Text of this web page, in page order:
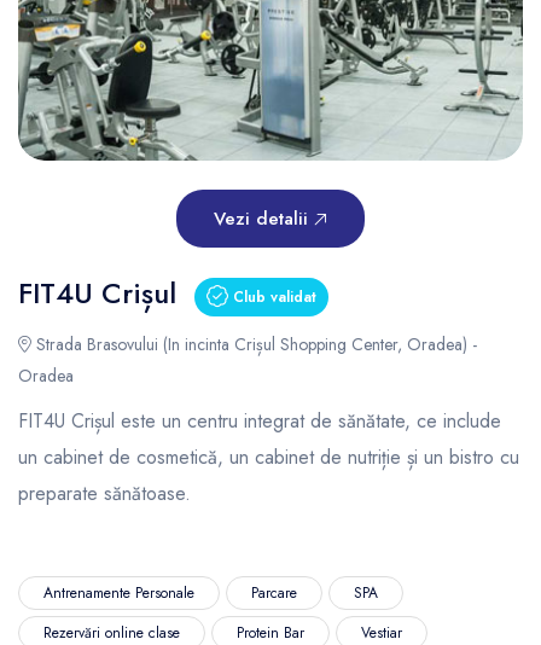
Vezi detalii
FIT4U Crișul Club validat
Strada Brasovului (In incinta Crișul Shopping Center, Oradea) -
Oradea
FIT4U Crișul este un centru integrat de sănătate, ce include
un cabinet de cosmetică, un cabinet de nutriție și un bistro cu
preparate sănătoase.
Antrenamente Personale Parcare
SPA
Rezervări online clase
Protein Bar
Vestiar